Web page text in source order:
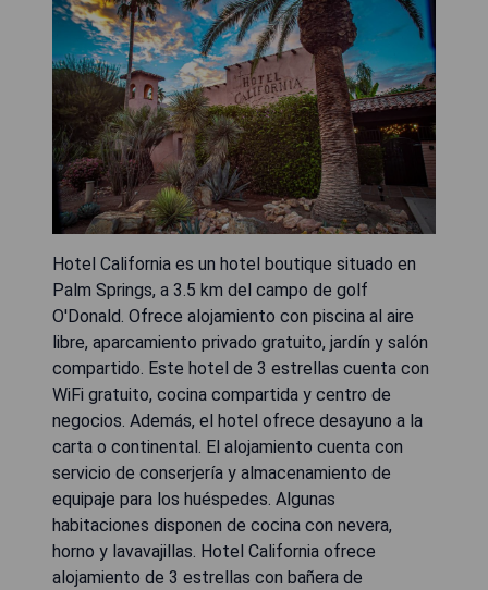
Hotel California es un hotel boutique situado en
Palm Springs, a 3.5 km del campo de golf
O'Donald. Ofrece alojamiento con piscina al aire
libre, aparcamiento privado gratuito, jardín y salón
compartido. Este hotel de 3 estrellas cuenta con
WiFi gratuito, cocina compartida y centro de
negocios. Además, el hotel ofrece desayuno a la
carta o continental. El alojamiento cuenta con
servicio de conserjería y almacenamiento de
equipaje para los huéspedes. Algunas
habitaciones disponen de cocina con nevera,
horno y lavavajillas. Hotel California ofrece
alojamiento de 3 estrellas con bañera de